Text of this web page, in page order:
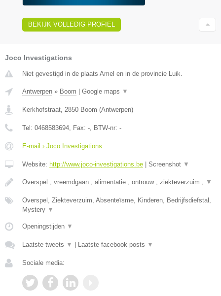
BEKIJK VOLLEDIG PROFIEL
Joco Investigations
Niet gevestigd in de plaats Amel en in de provincie Luik.
Antwerpen » Boom Google maps ▼
Kerkhofstraat 2850 Boom (Antwerpen)
Tel: 0468583694 , Fax: - , BTW-nr: -
E-mail › Joco Investigations
Website: http://www.joco-investigations.be Screenshot ▼
Overspel , vreemdgaan , alimentatie , ontrouw , ziekteverzuim , ▼
Overspel, Ziekteverzuim, Absenteïsme, Kinderen, Bedrijfsdiefstal,
Mystery ▼
Openingstijden ▼
Laatste tweets ▼ Laatste facebook posts ▼
Sociale media: